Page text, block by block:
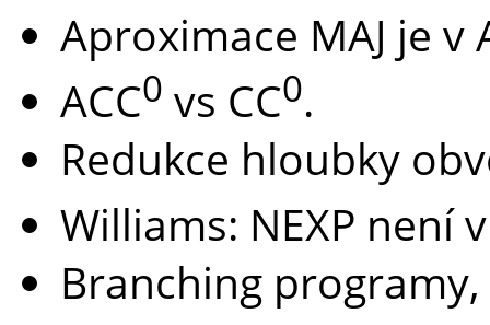
Aproximace MAJ je v
ACC0 vs CC0.
Redukce hloubky
Williams: NEXP není
Branching